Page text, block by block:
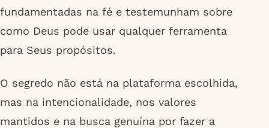
fundamentadas na fé e testemunham sobre
como Deus pode usar qualquer ferramenta
para Seus propósitos.
O segredo não está na plataforma escolhida,
mas na intencionalidade, nos valores
mantidos e na busca genuína por fazer a